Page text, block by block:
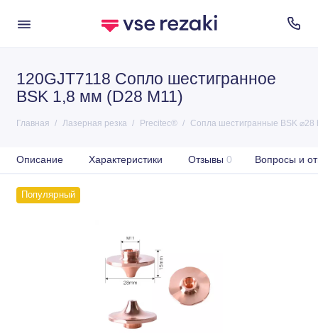
120GJT7118 Сопло шестигранное
BSK 1,8 мм (D28 M11)
Главная Лазерная резка Precitec® Сопла шестигранные BSK ⌀28
Описание Характеристики Отзывы 0 Вопросы и
Популярный